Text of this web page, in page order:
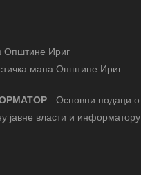
Општине Ириг
мапа Општине Ириг
- Основни подаци о
јавне власти и информатору